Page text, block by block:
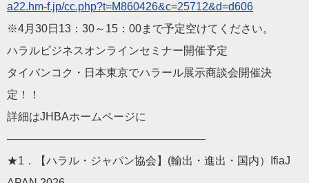
a22.hm-f.jp/cc.php?t=M860426&c=25712&d=d606
※4月30日13：30～15：00まで予定空けてください。
ハラルビジネスオンラインセミナー開催予定
タイバンコク・日本東京でハラール展示商談会開催決
定！！
詳細はJHBAホームページに
——————————————————
★1．【ハラル・ジャパン協会】(輸出・進出・国内）IfiaJ